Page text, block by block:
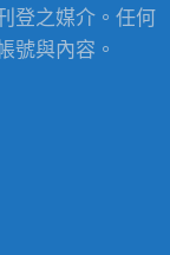
登之媒介。任何
號與內容。